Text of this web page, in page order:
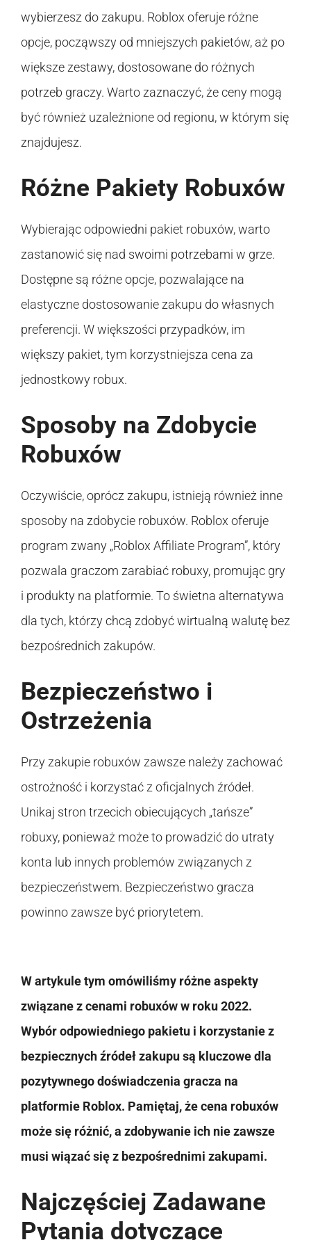
wybierzesz do zakupu. Roblox oferuje różne
opcje, począwszy od mniejszych pakietów, aż po
większe zestawy, dostosowane do różnych
potrzeb graczy. Warto zaznaczyć, że ceny mogą
być również uzależnione od regionu, w którym się
znajdujesz.
Różne Pakiety Robuxów
Wybierając odpowiedni pakiet robuxów, warto
zastanowić się nad swoimi potrzebami w grze.
Dostępne są różne opcje, pozwalające na
elastyczne dostosowanie zakupu do własnych
preferencji. W większości przypadków, im
większy pakiet, tym korzystniejsza cena za
jednostkowy robux.
Sposoby na Zdobycie
Robuxów
Oczywiście, oprócz zakupu, istnieją również inne
sposoby na zdobycie robuxów. Roblox oferuje
program zwany „Roblox Affiliate Program”, który
pozwala graczom zarabiać robuxy, promując gry
i produkty na platformie. To świetna alternatywa
dla tych, którzy chcą zdobyć wirtualną walutę bez
bezpośrednich zakupów.
Bezpieczeństwo i
Ostrzeżenia
Przy zakupie robuxów zawsze należy zachować
ostrożność i korzystać z oficjalnych źródeł.
Unikaj stron trzecich obiecujących „tańsze”
robuxy, ponieważ może to prowadzić do utraty
konta lub innych problemów związanych z
bezpieczeństwem. Bezpieczeństwo gracza
powinno zawsze być priorytetem.
W artykule tym omówiliśmy różne aspekty
związane z cenami robuxów w roku 2022.
Wybór odpowiedniego pakietu i korzystanie z
bezpiecznych źródeł zakupu są kluczowe dla
pozytywnego doświadczenia gracza na
platformie Roblox. Pamiętaj, że cena robuxów
może się różnić, a zdobywanie ich nie zawsze
musi wiązać się z bezpośrednimi zakupami.
Najczęściej Zadawane
Pytania dotyczące